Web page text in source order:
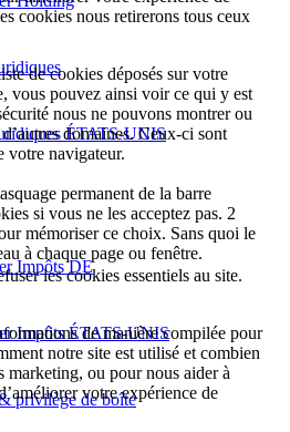
ÉTATS-UNIS
Impôts DE
Impôts ÉTATS-UNIS
privilège de boîte
cookies nous retirerons tous ceux
de cookies déposés sur votre
vous pouvez ainsi voir ce qui y est
nous ne pouvons montrer ou
domaines. Ceux-ci sont
votre navigateur.
permanent de la barre
si vous ne les acceptez pas. 2
mémoriser ce choix. Sans quoi le
à chaque page ou fenêtre.
les cookies essentiels au site.
de manière compilée pour
notre site est utilisé et combien
marketing, ou pour nous aider à
votre expérience de